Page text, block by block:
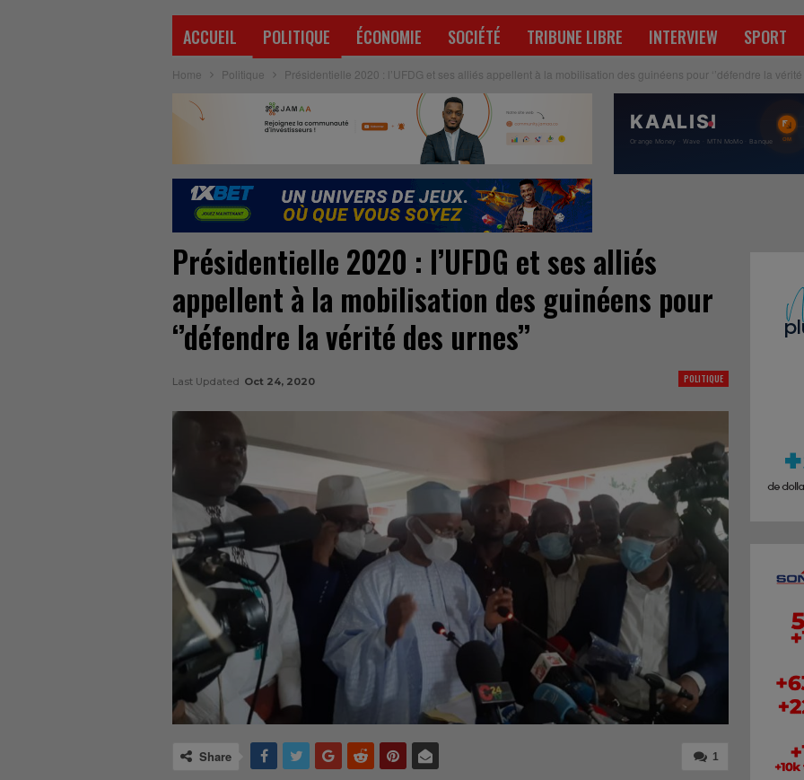
ACCUEIL POLITIQUE ÉCONOMIE SOCIÉTÉ TRIBUNE LIBRE INTERVIEW SPORT
Home Politique Présidentielle 2020 : l’UFDG et ses alliés appellent à la mobilisation des guinéens pour ‘’défendre la vérité
Présidentielle 2020 : l’UFDG et ses alliés
appellent à la mobilisation des guinéens pour
‘’défendre la vérité des urnes’’
POLITIQUE
Last Updated Oct 24, 2020
1
Share